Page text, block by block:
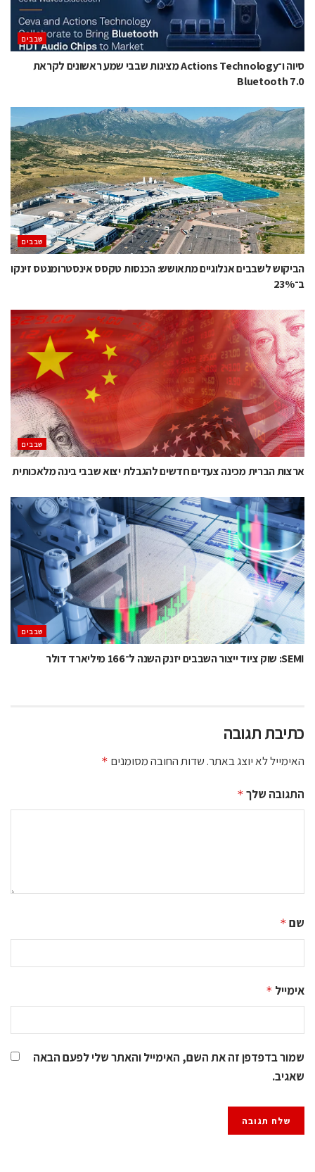
‫שבבים‬
סיוה ו־Actions Technology מציגות שבבי שמע ראשונים לקראת
Bluetooth 7.0
‫שבבים‬
הביקוש לשבבים אנלוגיים מתאושש: הכנסות טקסס אינסטרומנטס זינקו
ב־23%
‫שבבים‬
ארצות הברית מכינה צעדים חדשים להגבלת יצוא שבבי בינה מלאכותית
‫שבבים‬
SEMI: שוק ציוד ייצור השבבים יזנק השנה ל־166 מיליארד דולר
כתיבת תגובה
האימייל לא יוצג באתר.שדות החובה מסומנים *
התגובה שלך *
שם *
אימייל *
שמור בדפדפן זה את השם, האימייל והאתר שלי לפעם הבאה
שאגיב.